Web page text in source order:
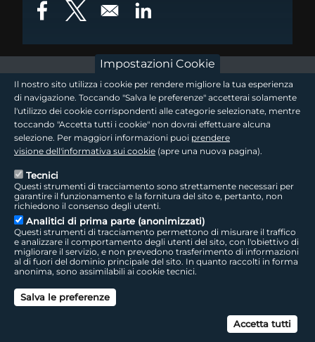
Opens in a new window
Opens in a new windowOpens in a new window
footer - sezione logo 1
footer - sezione logo2
footer - sezione colophon
Sede Legale: Via della Liberazione, 15 - 40128 Bologna BO
Capitale Sociale interamente versato ad oggi: € 69.881.000,00 | P.IVA/C.F.
footer - sezione link utili
Seguici sui social
LepidaTV | Accessibilità | Cookie | Privacy | Social Media Policy
Impostazioni Cookie
Il nostro sito utilizza i cookie per rendere migliore la tua esperienza
di navigazione. Toccando "Salva le preferenze" accetterai solamente
l'utilizzo dei cookie corrispondenti alle categorie selezionate, mentre
toccando "Accetta tutti i cookie" non dovrai effettuare alcuna
selezione. Per maggiori informazioni puoi prendere
visione dell'informativa sui cookie (apre una nuova pagina).
Tecnici
Questi strumenti di tracciamento sono strettamente necessari per
garantire il funzionamento e la fornitura del sito e, pertanto, non
richiedono il consenso degli utenti.
Analitici di prima parte (anonimizzati)
Questi strumenti di tracciamento permettono di misurare il traffico
e analizzare il comportamento degli utenti del sito, con l'obiettivo di
migliorare il servizio, e non prevedono trasferimento di informazioni
al di fuori del dominio principale del sito. In quanto raccolti in forma
anonima, sono assimilabili ai cookie tecnici.
Salva le preferenze
Accetta tutti